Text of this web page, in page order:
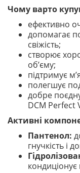
Чому варто
ефективно
допомагає
свіжість;
створює
об’єму;
підтримує
полегшує
добре
DCM Perfect
Активні
Пантенол:
гнучкість і
кондиціонує